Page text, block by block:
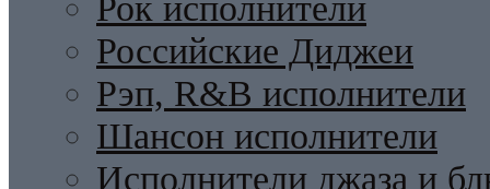
Российские Диджеи
Рэп, R&B исполнители
Шансон исполнители
Исполнители джаза и